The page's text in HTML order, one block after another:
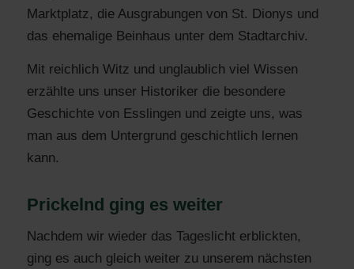
Marktplatz, die Ausgrabungen von St. Dionys und
das ehemalige Beinhaus unter dem Stadtarchiv.
Mit reichlich Witz und unglaublich viel Wissen
erzählte uns unser Historiker die besondere
Geschichte von Esslingen und zeigte uns, was
man aus dem Untergrund geschichtlich lernen
kann.
Prickelnd ging es weiter
Nachdem wir wieder das Tageslicht erblickten,
ging es auch gleich weiter zu unserem nächsten